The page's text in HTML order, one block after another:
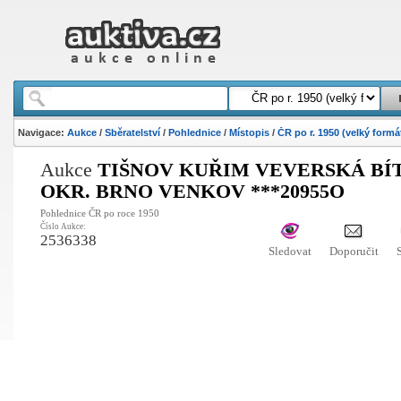
Navigace: Aukce/ Sběratelství/ Pohlednice/ Místopis/ ČR po r. 1950 (velký
Aukce TIŠNOV KUŘIM VEVERSKÁ
OKR. BRNO VENKOV ***20955O
Pohlednice ČR po roce 1950
Číslo Aukce:
2536338
Sledovat Doporučit